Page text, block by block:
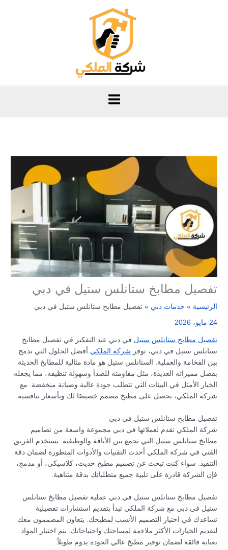
تفصيل مطابخ ستانلس ستيل في دبي
الرئيسية خدمات دبي تفصيل مطابخ ستانلس ستيل في دبي
24 مايو، 2026
تفصيل مطابخ ستانلس ستيل في دبي عند التفكير في تفصيل مطابخ
ستانلس ستيل في دبي، توفر شركة الملكي أفضل الحلول التي تدمج
بين الفخامة والعملية. الستانلس ستيل هو مادة مثالية للمطابخ الحديثة
بفضل مميزاته العديدة، مثل مقاومته للصدأ وسهولة تنظيفه، مما يجعله
الخيار الأمثل في البيئات التي تتطلب جودة عالية وصيانة منخفضة. مع
شركة الملكي، تحصل على مطبخ مصمم خصيصًا لك وبأسعار تنافسية.
تفصيل مطابخ ستانلس ستيل في دبي
شركة الملكي تقدم لعملائها في دبي مجموعة واسعة من تصاميم
مطابخ ستانلس ستيل التي تجمع بين الأناقة والوظيفية. يستخدم الفريق
الفني في شركة الملكي أحدث التقنيات والأدوات المتطورة لضمان دقة
التنفيذ. سواء كنت تبحث عن تصميم مطبخ حديث، كلاسيكي، أو مدمج،
فإن الشركة قادرة على تلبية جميع متطلباتك بدقة متناهية.
تفصيل مطابخ ستانلس ستيل في دبي عملية تفصيل مطابخ ستانلس
ستيل في دبي مع شركة الملكي تبدأ بتقديم استشارات تفصيلية
تساعدك في اختيار التصميم الأنسب لمطبخك. يتعاون المصممون معك
لتقديم الخيارات الأكثر ملاءمة لمساحتك واحتياجاتك. يتم اختيار المواد
بعناية فائقة لضمان توفير مطبخ عالي الجودة يدوم طويلاً.